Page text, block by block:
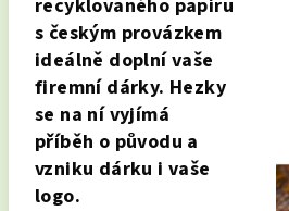
recyklovaného papíru
s českým provázkem
ideálně doplní vaše
firemní dárky. Hezky
se na ní vyjímá
příběh o původu a
vzniku dárku i vaše
logo.